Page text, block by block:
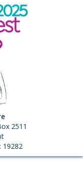
2511
19282